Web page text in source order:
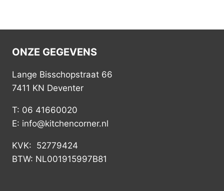
ONZE GEGEVENS
Lange Bisschopstraat 66
7411 KN Deventer
T: 06 41660020
E: info@kitchencorner.nl
KVK: 52779424
BTW: NL001915997B81